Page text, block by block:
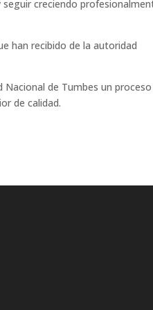
seguir creciendo
han recibido de la autoridad
de Tumbes un proceso
de calidad.